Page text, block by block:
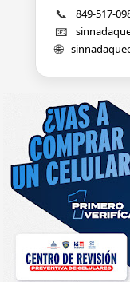
📞 849-517-
📧
🌐